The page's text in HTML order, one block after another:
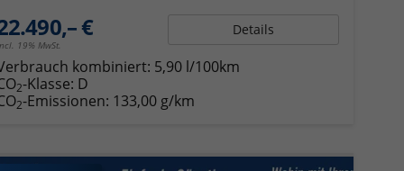
€
19% MwSt.
Details
kombiniert: 5,90 l/100km
2-Klasse: D
2-Emissionen: 133,00 g/km